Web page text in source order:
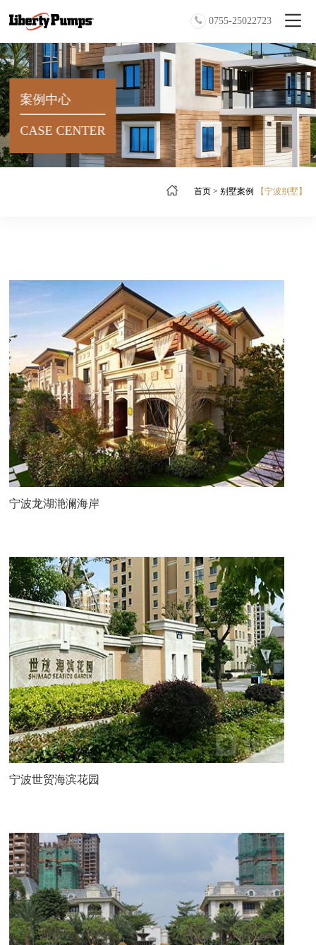
0755-25022723
案例中心
CASE CENTER
首页> 别墅案例 【宁波别墅】
宁波龙湖滟澜海岸
宁波世贸海滨花园